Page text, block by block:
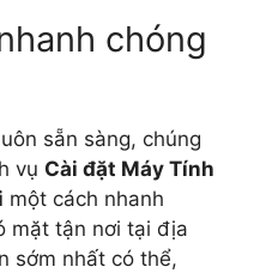
chóng
sẵn sàng, chúng
vụ Cài đặt Máy Tính
một cách nhanh
mặt tận nơi tại địa
sớm nhất có thể,